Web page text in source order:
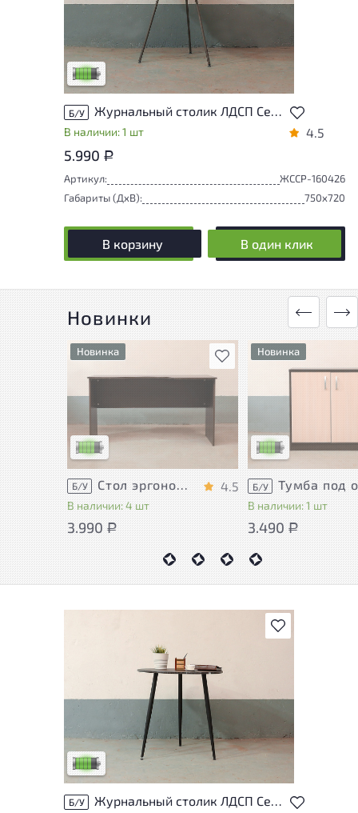
У товара присутствуют незначительные
следы эксплуатации, не влияющие на
удобство его использования
Низкая степень износа
Б/У Журнальный столик ЛДСП Серый
В наличии: 1 шт 4.5
5.990 Р
Артикул:
ЖССР-160426
Габариты (ДxВ):
750x720
В корзину В один клик
Новинки
В избранное
Новинка
У товара присутствуют
незначительные следы
эксплуатации, не влияющие
на удобство его
Низкая степень износа
Б/У
В наличии: 4 шт
4.5
3.990 Р
Новинка
У товара
незначительные
эксплуатации, не
Низкая степень
Б/У
В наличии: 1 шт
3.490 Р
В избранное
У товара присутствуют незначительные
следы эксплуатации, не влияющие на
удобство его использования
Низкая степень износа
Б/У Журнальный столик ЛДСП Серый